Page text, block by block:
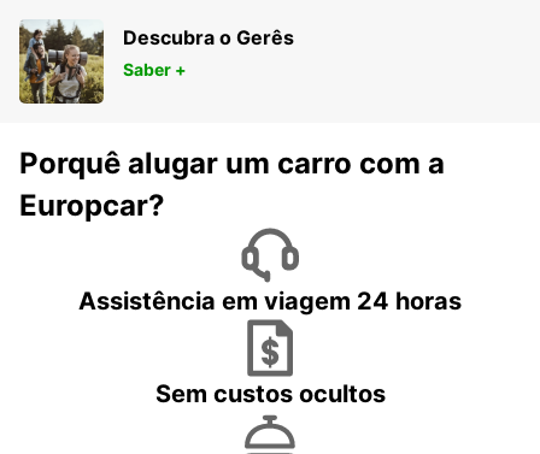
Descubra o Gerês
Saber +
Porquê alugar um carro com a
Europcar?
Assistência em viagem 24 horas
Sem custos ocultos